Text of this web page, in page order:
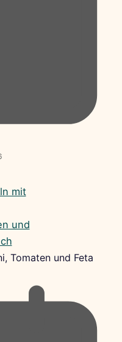
Tomaten und Feta